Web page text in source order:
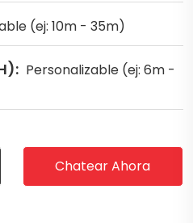
(ej: 10m - 35m)
Personalizable (ej: 6m -
Chatear Ahora